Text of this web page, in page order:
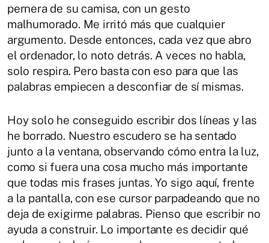
pernera de su camisa, con un gesto
malhumorado. Me irritó más que cualquier
argumento. Desde entonces, cada vez que abro
el ordenador, lo noto detrás. A veces no habla,
solo respira. Pero basta con eso para que las
palabras empiecen a desconfiar de sí mismas.
Hoy solo he conseguido escribir dos líneas y las
he borrado. Nuestro escudero se ha sentado
junto a la ventana, observando cómo entra la luz,
como si fuera una cosa mucho más importante
que todas mis frases juntas. Yo sigo aquí, frente
a la pantalla, con ese cursor parpadeando que no
deja de exigirme palabras. Pienso que escribir no
ayuda a construir. Lo importante es decidir qué